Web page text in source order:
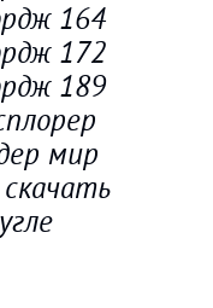
164
172
189
мир